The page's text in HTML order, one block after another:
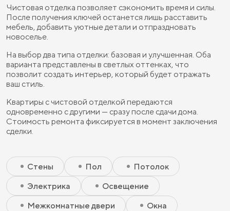
Чистовая отделка позволяет сэкономить время и силы.
После получения ключей останется лишь расставить
мебель, добавить уютные детали и отпраздновать
новоселье.
На выбор два типа отделки: базовая и улучшенная. Оба
варианта представлены в светлых оттенках, что
позволит создать интерьер, который будет отражать
ваш стиль.
Квартиры с чистовой отделкой передаются
одновременно с другими — сразу после сдачи дома.
Стоимость ремонта фиксируется в момент заключения
сделки.
Скрытый элемент 2 - Чистовая базовая
Скрытый элемент 1 - Чистовая базовая
Стены
Пол
Потолок
Электрика
Освещение
Межкомнатные двери
Окна